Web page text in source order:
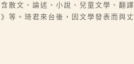
散文、論述、小說、兒童文學、翻
等。琦君來台後，因文學發表而與